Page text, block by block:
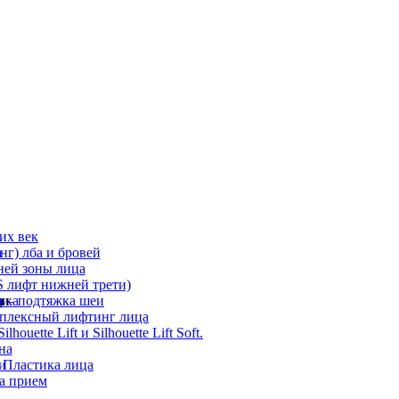
век
лба и бровей
зоны лица
лифт нижней трети)
– подтяжка шеи
лифтинг лица
Lift и Silhouette Lift Soft.
лица
прием